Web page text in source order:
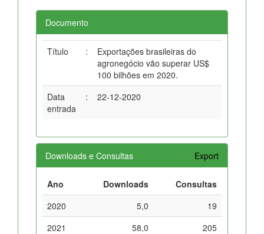
Documento
Título :
Exportações brasileiras do
agronegócio vão superar US$
100 bilhões em 2020.
Data
entrada
: 22-12-2020
Downloads e Consultas Export
Ano Downloads
Consultas
2020
5,0
19
2021
58,0
205